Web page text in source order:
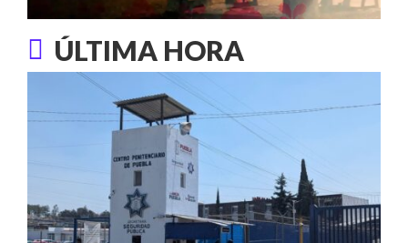
ÚLTIMA HORA